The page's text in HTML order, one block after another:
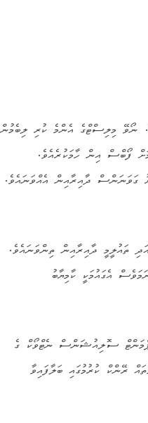
މިލިސްޓްގެ އެންމެ ކުރި ލިބެމުން
ފޯބްސް އިން ހާމަކުރެއެވެ.
ގަވަނަންސް ދާއިރާއިން އެއްވަނައެވެ.
ތައުލީމީ ދާއިރާއިން ތިންވަނައެވެ.
ވަނަ އަހަރު ޖެހިލިނަމަވެސް އެގައުމަކީ ކާމިޔާބު
ސޮލިއުޝަންސް ނެޓްވޯކް ގެ
ރޭންކް ކުރުމުގައި ބަލާފައިވާ